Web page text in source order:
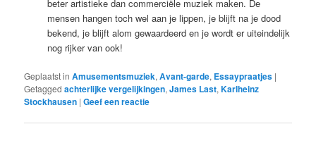
beter artistieke dan commerciële muziek maken. De
mensen hangen toch wel aan je lippen, je blijft na je dood
bekend, je blijft alom gewaardeerd en je wordt er uiteindelijk
nog rijker van ook!
Geplaatst in Amusementsmuziek,Avant-garde, Essaypraatjes |
Getagged achterlijke vergelijkingen,James Last,Karlheinz
Stockhausen |Geef een reactie